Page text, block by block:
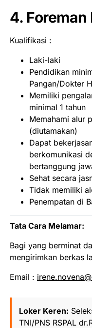
4.
Kualifikasi :
Laki-laki
Pendidikan
Pangan/Dokter
Memiliki
minimal 1 tahun
Memahami alur
(diutamakan)
Dapat
berkomunikasi
bertanggung
Sehat secara
Tidak memiliki
Penempatan di
Tata Cara Melamar:
Bagi yang berminat
mengirimkan berkas
Email :
Loker Keren:
TNI/PNS RSPAL